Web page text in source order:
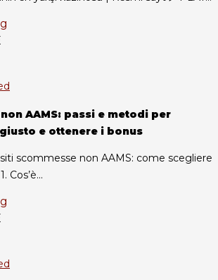
AAMS: passi e metodi per
e ottenere i bonus
scommesse non AAMS: come scegliere
Cos’è...